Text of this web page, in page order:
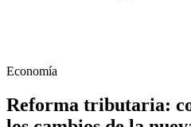
Economía
Reforma tributaria: